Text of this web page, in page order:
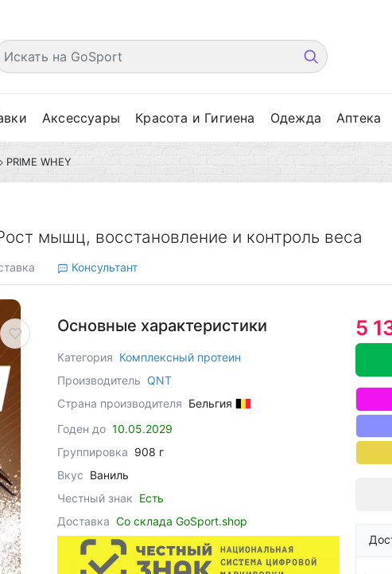
Аксессуары Красота и Гигиена Одежда Аптека
PRIME WHEY
мышц, восстановление и контроль веса
Консультант
Основные характеристики
Категория Комплексный протеин
Производитель QNT
Страна производителя Бельгия
Годен до 10.05.2029
Группировка 908 г
Вкус Ваниль
Честный знак Есть
Доставка Со склада GoSport.shop
5